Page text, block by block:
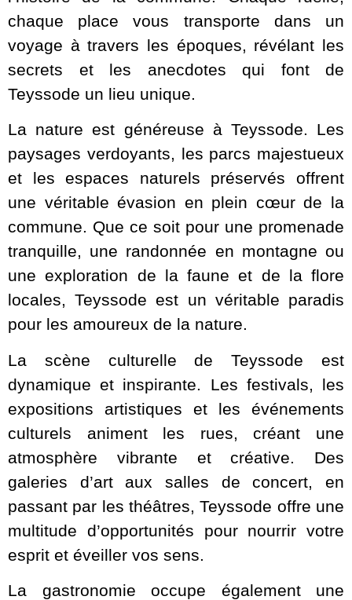
chaque place vous transporte dans un
voyage à travers les époques, révélant les
secrets et les anecdotes qui font de
Teyssode un lieu unique.
La nature est généreuse à Teyssode. Les
paysages verdoyants, les parcs majestueux
et les espaces naturels préservés offrent
une véritable évasion en plein cœur de la
commune. Que ce soit pour une promenade
tranquille, une randonnée en montagne ou
une exploration de la faune et de la flore
locales, Teyssode est un véritable paradis
pour les amoureux de la nature.
La scène culturelle de Teyssode est
dynamique et inspirante. Les festivals, les
expositions artistiques et les événements
culturels animent les rues, créant une
atmosphère vibrante et créative. Des
galeries d’art aux salles de concert, en
passant par les théâtres, Teyssode offre une
multitude d’opportunités pour nourrir votre
esprit et éveiller vos sens.
La gastronomie occupe également une